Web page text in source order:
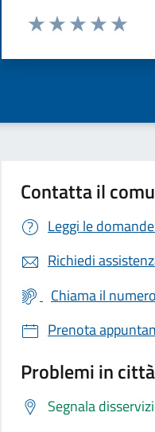
Valuta da 1 a 5 stelle la
Contatta il
Leggi le
Richiedi
Chiama il
Prenota
Problemi in città
Segnala